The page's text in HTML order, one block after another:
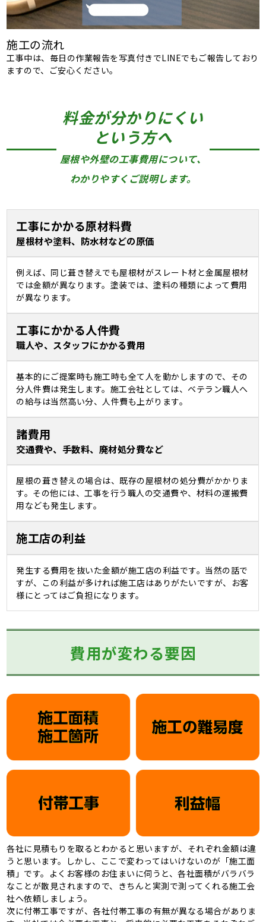
施工の流れ
工事中は、毎日の作業報告を写真付きでLINEでもご報告しており
ますので、ご安心ください。
料金が分かりにくい
という方へ
屋根や外壁の工事費用について、
わかりやすくご説明します。
工事にかかる原材料費
屋根材や塗料、防水材などの原価
例えば、同じ葺き替えでも屋根材がスレート材と金属屋根材
では金額が異なります。塗装では、塗料の種類によって費用
が異なります。
工事にかかる人件費
職人や、スタッフにかかる費用
基本的にご提案時も施工時も全て人を動かしますので、その
分人件費は発生します。施工会社としては、ベテラン職人へ
の給与は当然高い分、人件費も上がります。
諸費用
交通費や、手数料、廃材処分費など
屋根の葺き替えの場合は、既存の屋根材の処分費がかかりま
す。その他には、工事を行う職人の交通費や、材料の運搬費
用なども発生します。
施工店の利益
発生する費用を抜いた金額が施工店の利益です。当然の話で
すが、この利益が多ければ施工店はありがたいですが、お客
様にとってはご負担になります。
費用が変わる要因
各社に見積もりを取るとわかると思いますが、それぞれ金額は違
うと思います。しかし、ここで変わってはいけないのが「施工面
積」です。よくお客様のお住まいに伺うと、各社面積がバラバラ
なことが散見されますので、きちんと実測で測ってくれる施工会
社へ依頼しましょう。
次に付帯工事ですが、各社付帯工事の有無が異なる場合がありま